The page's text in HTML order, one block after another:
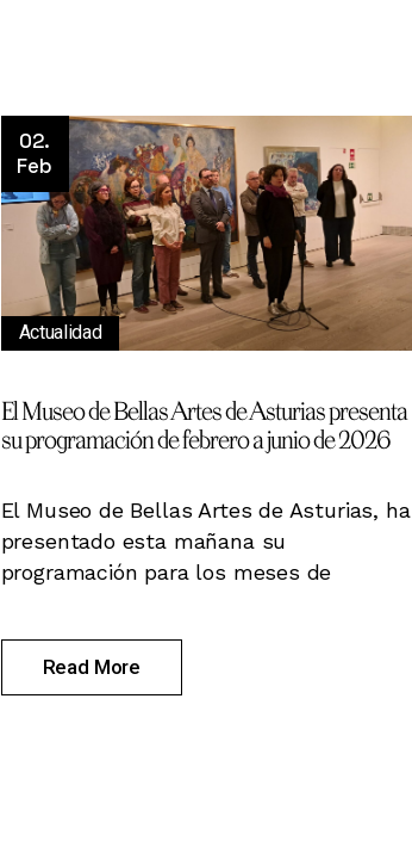
02.
Feb
Actualidad
El Museo de Bellas Artes de Asturias presenta
su programación de febrero a junio de 2026
El Museo de Bellas Artes de Asturias, ha
presentado esta mañana su
programación para los meses de
Read More